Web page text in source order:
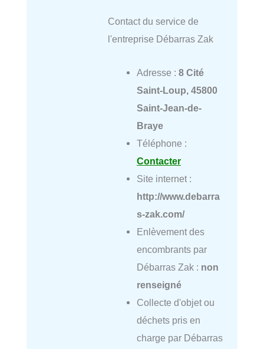
Contact du service de
l'entreprise Débarras Zak
Adresse : 8 Cité
Saint-Loup, 45800
Saint-Jean-de-
Braye
Téléphone :
Contacter
Site internet :
http://www.debarra
s-zak.com/
Enlèvement des
encombrants par
Débarras Zak : non
renseigné
Collecte d'objet ou
déchets pris en
charge par Débarras